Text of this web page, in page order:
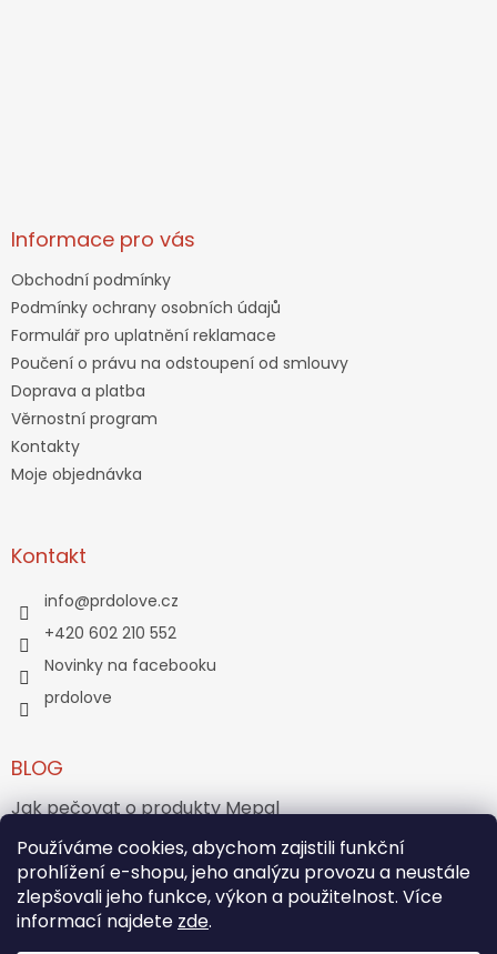
Používáme cookies, abychom zajistili funkční
prohlížení e-shopu, jeho analýzu provozu a neustále
zlepšovali jeho funkce, výkon a použitelnost. Více
informací najdete zde.
Informace pro vás
Obchodní podmínky
Podmínky ochrany osobních údajů
Formulář pro uplatnění reklamace
Poučení o právu na odstoupení od smlouvy
Doprava a platba
Věrnostní program
Kontakty
Moje objednávka
Kontakt
info@prdolove.cz
+420 602 210 552
Novinky na facebooku
prdolove
BLOG
Jak pečovat o produkty Mepal
Jak vznikl medvídek Teddy Bear?
ARCHIV